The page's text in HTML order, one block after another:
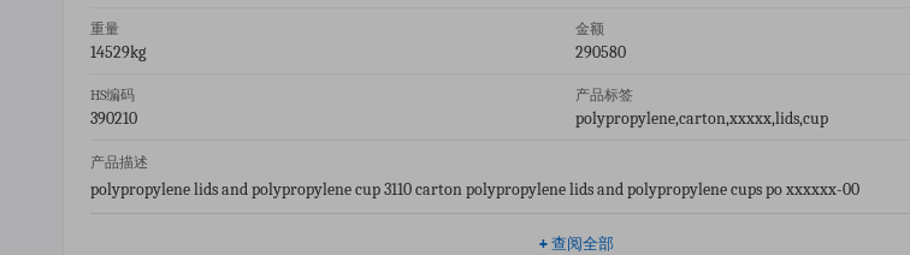
重量
14529kg
金额
290580
HS编码
390210
产品标签
polypropylene,carton,xxxxx,lids,cup
产品描述
polypropylene lids and polypropylene cup 3110 carton polypropylene lids and polypropylene cups po xxxxxx-00
+ 查阅全部